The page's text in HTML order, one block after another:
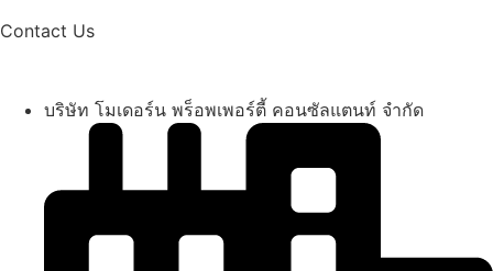
Contact Us
บริษัท โมเดอร์น พร็อพเพอร์ตี้ คอนซัลแตนท์ จำกัด